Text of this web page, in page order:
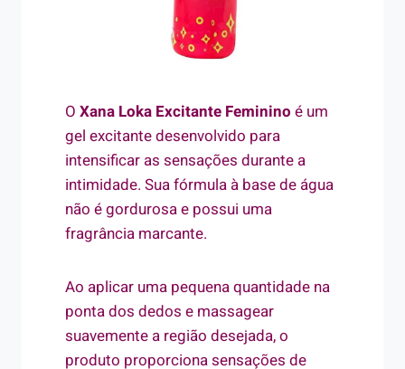
O Xana Loka Excitante Feminino é um
gel excitante desenvolvido para
intensificar as sensações durante a
intimidade. Sua fórmula à base de água
não é gordurosa e possui uma
fragrância marcante.
Ao aplicar uma pequena quantidade na
ponta dos dedos e massagear
suavemente a região desejada, o
produto proporciona sensações de